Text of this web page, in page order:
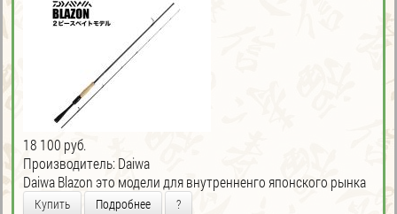
18 100 руб.
Производитель: Daiwa
Daiwa Blazon это модели для внутренненго японского рынка
Купить Подробнее ?